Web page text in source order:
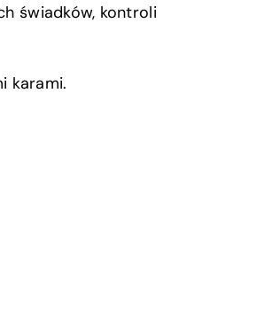
świadków, kontroli
karami.